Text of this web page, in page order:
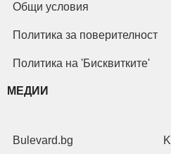
Общи условия
Политика за поверителност
Политика на 'Бисквитките'
МЕДИИ
Bulevard.bg